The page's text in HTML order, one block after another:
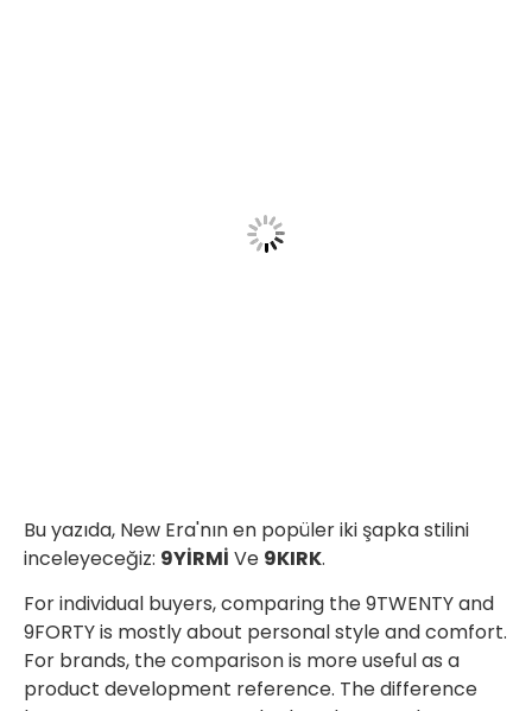
Bu yazıda, New Era'nın en popüler iki şapka stilini
inceleyeceğiz: 9YİRMİ Ve 9KIRK.
For individual buyers, comparing the 9TWENTY and
9FORTY is mostly about personal style and comfort.
For brands, the comparison is more useful as a
product development reference. The difference